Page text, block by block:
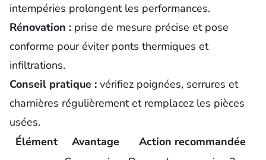
intempéries prolongent les performances.
Rénovation : prise de mesure précise et pose
conforme pour éviter ponts thermiques et
infiltrations.
Conseil pratique : vérifiez poignées, serrures et
charnières régulièrement et remplacez les pièces
usées.
Élément
Avantage Action recommandée